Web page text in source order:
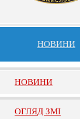
НОВИНИ
НОВИНИ
ОГЛЯД ЗМI